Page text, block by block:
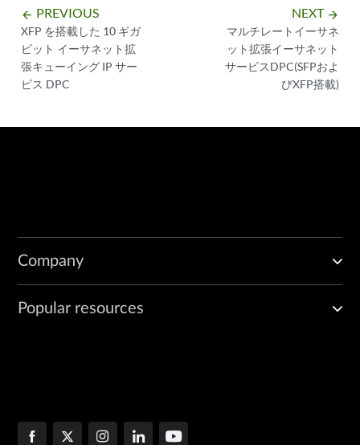
arrow_backward PREVIOUS
XFP を搭載した 10 ギガ
ビット イーサネット拡
張キューイング IP サー
ビス DPC
NEXT arrow_forward
マルチレートイーサネ
ット拡張イーサネット
サービスDPC(SFPおよ
びXFP搭載)
Company
Popular resources